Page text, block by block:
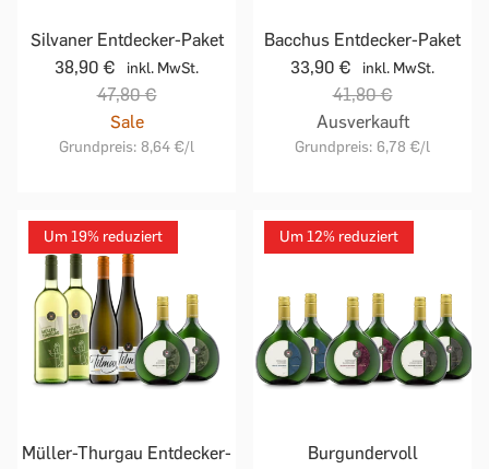
Silvaner Entdecker-Paket
38,90 €
inkl. MwSt.
47,80 €
Sale
Grundpreis: 8,64 €/l
Bacchus Entdecker-Paket
33,90 €
inkl. MwSt.
41,80 €
Ausverkauft
Grundpreis: 6,78 €/l
Um 19% reduziert
Müller-Thurgau Entdecker-
Um 12% reduziert
Burgundervoll